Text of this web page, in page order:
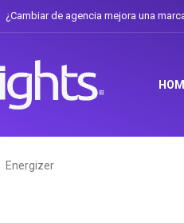
¿Cambiar de agencia mejora una
Energizer